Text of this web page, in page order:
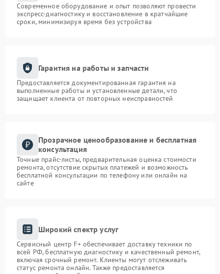
Современное оборудование и опыт позволяют провести
экспресс-диагностику и восстановление в кратчайшие
сроки, минимизируя время без устройства
Гарантия на работы и запчасти
Предоставляется документированная гарантия на
выполненные работы и установленные детали, что
защищает клиента от повторных неисправностей
Прозрачное ценообразование и бесплатная
консультация
Точные прайс-листы, предварительная оценка стоимости
ремонта, отсутствие скрытых платежей и возможность
бесплатной консультации по телефону или онлайн на
сайте
Широкий спектр услуг
Сервисный центр F+ обеспечивает доставку техники по
всей РФ, бесплатную диагностику и качественный ремонт,
включая срочный ремонт. Клиенты могут отслеживать
статус ремонта онлайн. Также предоставляется